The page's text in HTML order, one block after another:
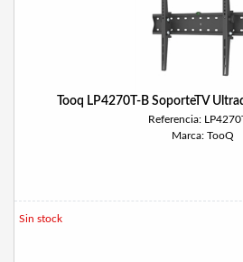
Tooq LP4270T-B SoporteTV
Referencia:
Marca: TooQ
Sin stock